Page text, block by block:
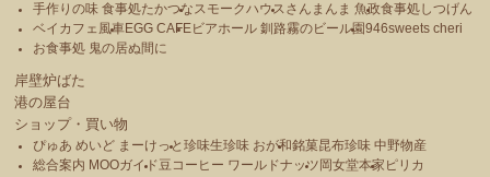
手作りの味 食事処たかつな スモークハウス さんまんま 魚政食事処しつげん
ベイカフェ風車EGG CAFEビアホール 釧路霧のビール園946sweets cheri
お食事処 鬼の居ぬ間に
岸壁炉ばた
港の屋台
ショップ・買い物
ぴゅあ めいど まーけっと珍味生珍味 おが和銘菓昆布珍味 中野物産
総合案内 MOOガイド豆コーヒー ワールドナッツ 岡女堂本家 ピリカ